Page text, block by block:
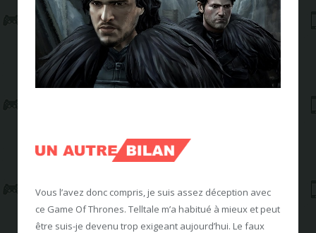
Vous l’avez donc compris, je suis assez déception avec
ce Game Of Thrones. Telltale m’a habitué à mieux et peut
être suis-je devenu trop exigeant aujourd’hui. Le faux